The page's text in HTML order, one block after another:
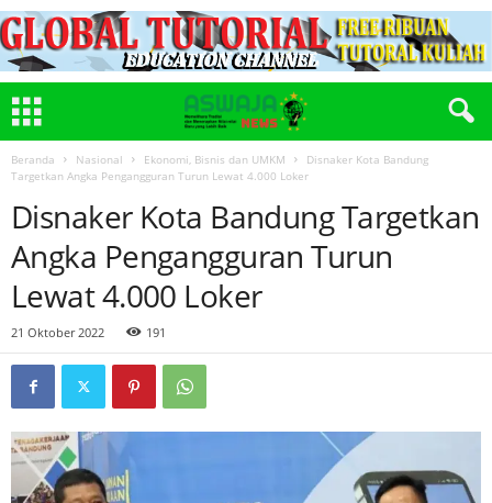
Beranda Nasional Ekonomi, Bisnis dan UMKM
Disnaker Kota Bandung
Targetkan Angka Pengangguran Turun Lewat 4.000 Loker
Disnaker Kota Bandung Targetkan
Angka Pengangguran Turun
Lewat 4.000 Loker
21 Oktober 2022 191